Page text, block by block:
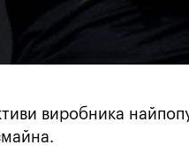
виробника